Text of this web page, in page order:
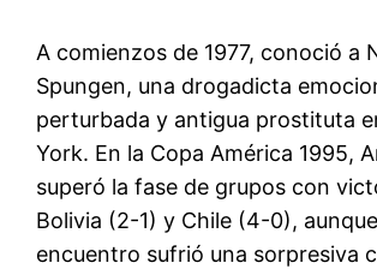
A comienzos de 1977, conoció a
Spungen, una drogadicta
perturbada y antigua prostituta
York. En la Copa América 1995,
superó la fase de grupos con
Bolivia (2-1) y Chile (4-0),
encuentro sufrió una sorpresiva